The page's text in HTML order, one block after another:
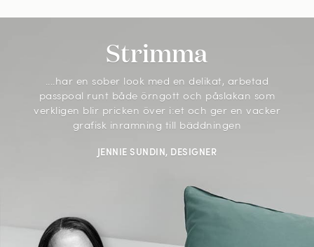
Strimma
....har en sober look med en delikat, arbetad
passpoal runt både örngott och påslakan som
verkligen blir pricken över i:et och ger en vacker
grafisk inramning till bäddningen
JENNIE SUNDIN, DESIGNER